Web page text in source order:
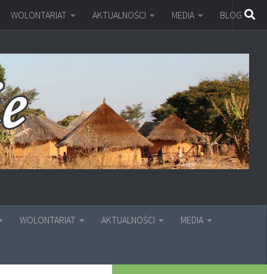
WOLONTARIAT AKTUALNOŚCI MEDIA BLOG
WOLONTARIAT AKTUALNOŚCI MEDIA